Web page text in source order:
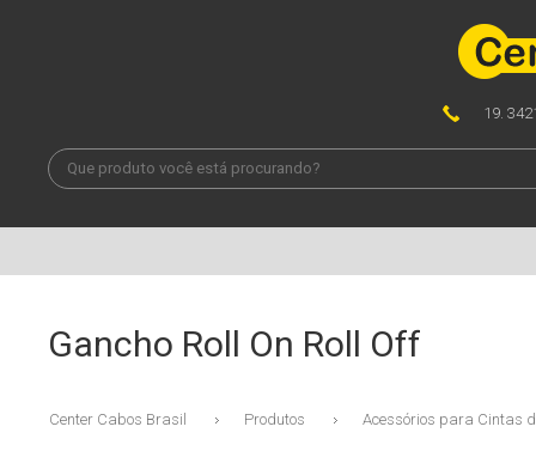
19.
Gancho Roll On Roll Off
Center Cabos Brasil Produtos Acessórios para Cintas